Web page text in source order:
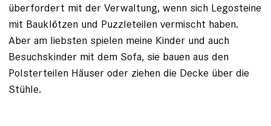
überfordert mit der Verwaltung, wenn sich Legosteine
mit Bauklötzen und Puzzleteilen vermischt haben.
Aber am liebsten spielen meine Kinder und auch
Besuchskinder mit dem Sofa, sie ­bauen aus den
Polsterteilen Häuser oder ziehen die Decke über die
Stühle.